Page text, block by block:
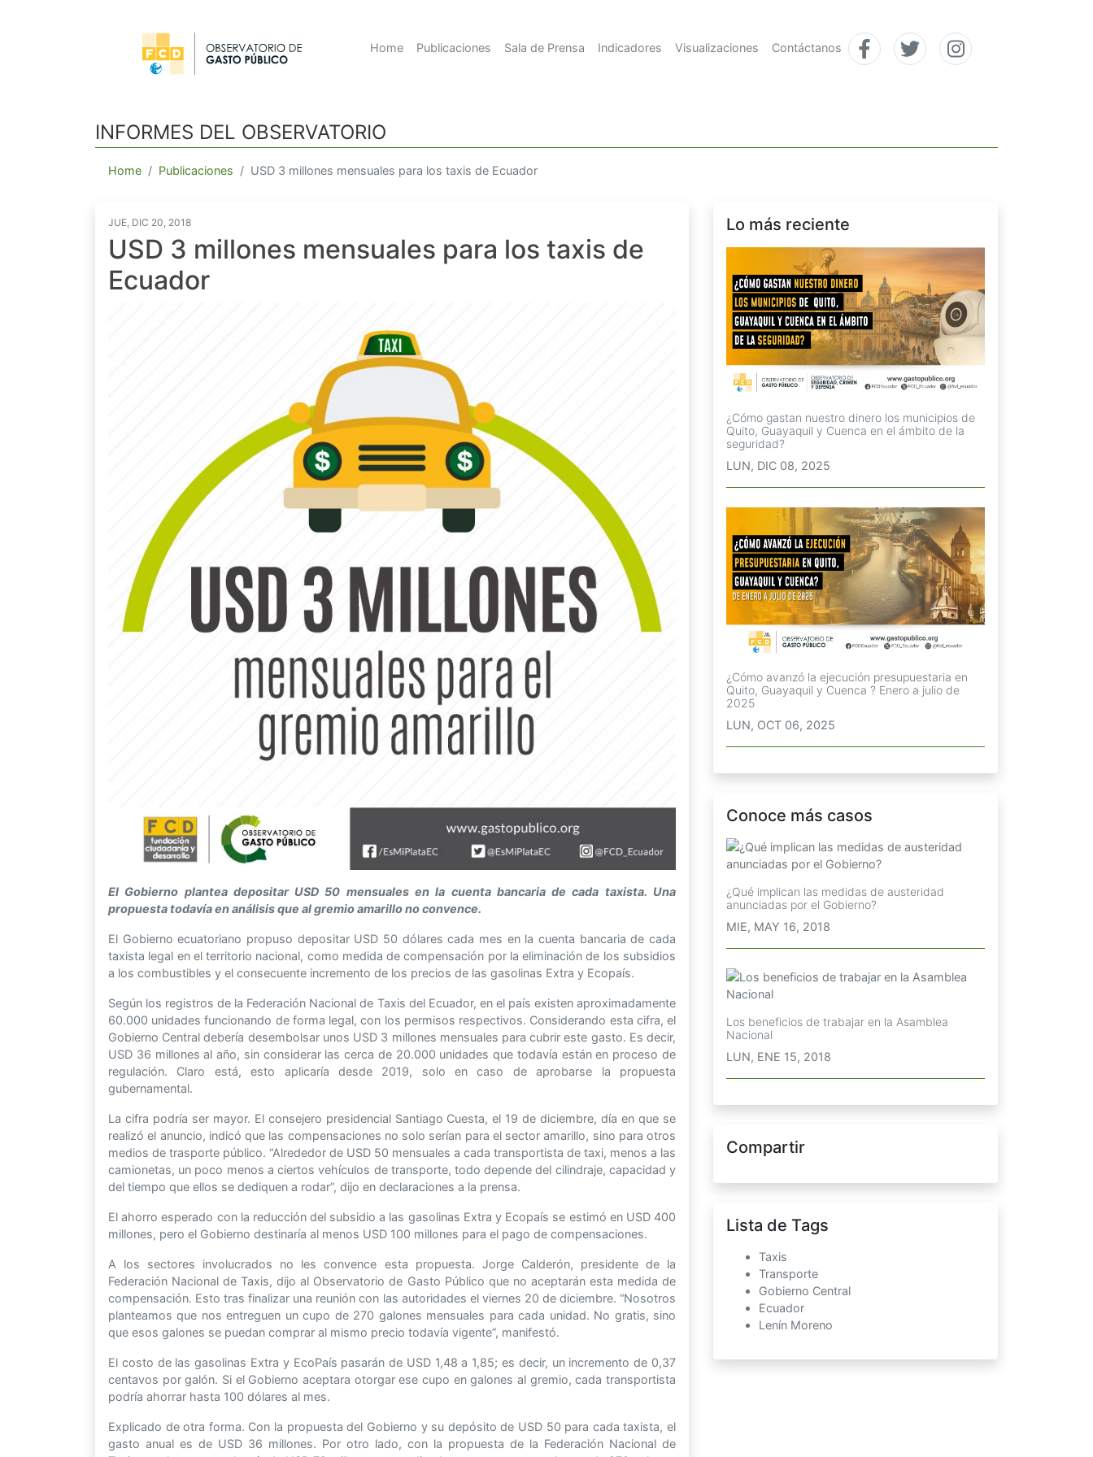
Home Publicaciones Sala de Prensa Indicadores Visualizaciones Contáctanos
INFORMES DEL OBSERVATORIO
Home Publicaciones USD 3 millones mensuales para los taxis de Ecuador
JUE, DIC 20, 2018
USD 3 millones mensuales para los taxis de
Ecuador
El Gobierno plantea depositar USD 50 mensuales en la cuenta bancaria de cada taxista. Una
propuesta todavía en análisis que al gremio amarillo no convence.
El Gobierno ecuatoriano propuso depositar USD 50 dólares cada mes en la cuenta bancaria de cada
taxista legal en el territorio nacional, como medida de compensación por la eliminación de los subsidios
a los combustibles y el consecuente incremento de los precios de las gasolinas Extra y Ecopaís.
Según los registros de la Federación Nacional de Taxis del Ecuador, en el país existen aproximadamente
60.000 unidades funcionando de forma legal, con los permisos respectivos. Considerando esta cifra, el
Gobierno Central debería desembolsar unos USD 3 millones mensuales para cubrir este gasto. Es decir,
USD 36 millones al año, sin considerar las cerca de 20.000 unidades que todavía están en proceso de
regulación. Claro está, esto aplicaría desde 2019, solo en caso de aprobarse la propuesta
gubernamental.
La cifra podría ser mayor. El consejero presidencial Santiago Cuesta, el 19 de diciembre, día en que se
realizó el anuncio, indicó que las compensaciones no solo serían para el sector amarillo, sino para otros
medios de trasporte público. “Alrededor de USD 50 mensuales a cada transportista de taxi, menos a las
camionetas, un poco menos a ciertos vehículos de transporte, todo depende del cilindraje, capacidad y
del tiempo que ellos se dediquen a rodar”, dijo en declaraciones a la prensa.
El ahorro esperado con la reducción del subsidio a las gasolinas Extra y Ecopaís se estimó en USD 400
millones, pero el Gobierno destinaría al menos USD 100 millones para el pago de compensaciones.
A los sectores involucrados no les convence esta propuesta. Jorge Calderón, presidente de la
Federación Nacional de Taxis, dijo al Observatorio de Gasto Público que no aceptarán esta medida de
compensación. Esto tras finalizar una reunión con las autoridades el viernes 20 de diciembre. “Nosotros
planteamos que nos entreguen un cupo de 270 galones mensuales para cada unidad. No gratis, sino
que esos galones se puedan comprar al mismo precio todavía vigente”, manifestó.
El costo de las gasolinas Extra y EcoPaís pasarán de USD 1,48 a 1,85; es decir, un incremento de 0,37
centavos por galón. Si el Gobierno aceptara otorgar ese cupo en galones al gremio, cada transportista
podría ahorrar hasta 100 dólares al mes.
Explicado de otra forma. Con la propuesta del Gobierno y su depósito de USD 50 para cada taxista, el
gasto anual es de USD 36 millones. Por otro lado, con la propuesta de la Federación Nacional de
Lo más reciente
¿Cómo gastan nuestro dinero los municipios de
Quito, Guayaquil y Cuenca en el ámbito de la
seguridad?
LUN, DIC 08, 2025
¿Cómo avanzó la ejecución presupuestaria en
Quito, Guayaquil y Cuenca ? Enero a julio de
2025
LUN, OCT 06, 2025
Conoce más casos
¿Qué implican las medidas de austeridad
anunciadas por el Gobierno?
MIE, MAY 16, 2018
Los beneficios de trabajar en la Asamblea
Nacional
LUN, ENE 15, 2018
Compartir
Lista de Tags
Taxis
Transporte
Gobierno Central
Ecuador
Lenín Moreno